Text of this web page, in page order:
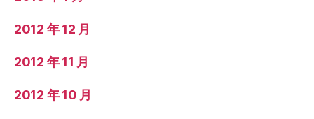
2012 年 12 月
2012 年 11 月
2012 年 10 月